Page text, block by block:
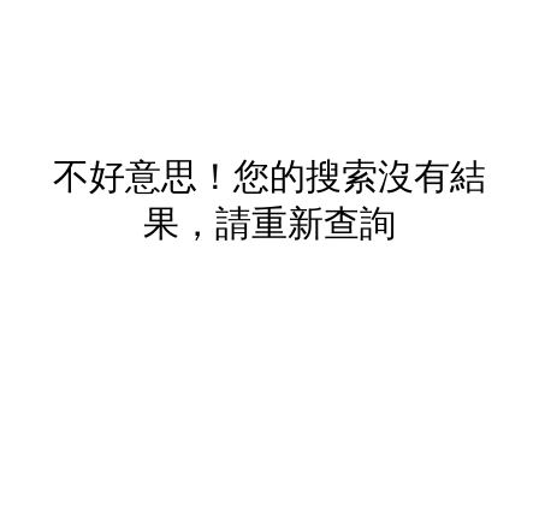
不好意思！您的搜索沒有結
果，請重新查詢